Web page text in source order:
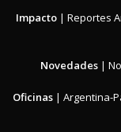
Impacto | Reportes
Novedades|
Oficinas | Argentina-